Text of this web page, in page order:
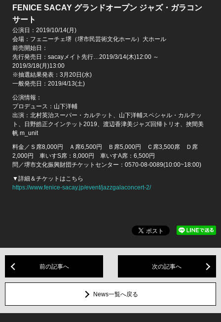
FENICE SACAY グランドオープン ジャズ・ガラコン
サート
公演日：2019/10/14(月)
会場：フェニーチェ堺（堺市民芸術文化ホール）大ホール
前売開始日：
先行発売日：sacayメイト先行…2019/3/14(木)12:00 ～
2019/3/18(月)13:00
※抽選結果発表：3月20日(水)
一般発売日：2019/4/13(土)
公演情報：
プロデュース：山下洋輔
出演：北村英治スーパー・カルテット、山下洋輔スペシャル・カルテッ
ト、日野皓正クインテット2019、渡辺香津美ジャズ回帰トリオ、挾間美
帆 m_unit
料金／Ｓ席8,000円 Ａ席6,500円 Ｂ席5,000円 Ｃ席3,500席 Ｄ席
2,000円 車いすS席：8,000円 車いすA席：6,500円
問／堺市文化振興財団チケットセンター：0570-08-0089(10:00~18:00)
▼詳細＆チケットはこちら
https://www.fenice-sacay.jp/event/jazzgalaconcert-2/
前の記事へ 次の記事へ
News一覧へ戻る